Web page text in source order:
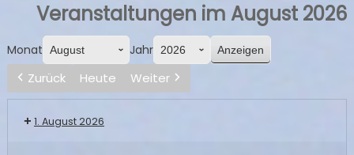
Veranstaltungen im August 2026
Monat Jahr
Zurück Heute Weiter
1. August 2026